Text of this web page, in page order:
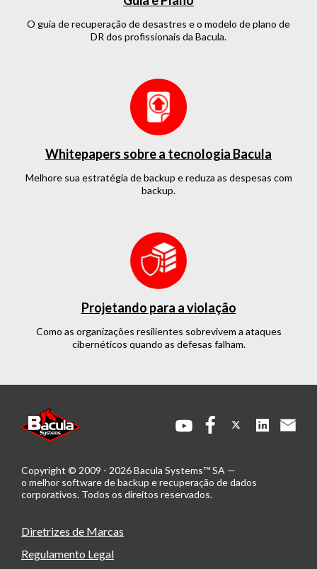
O guia de recuperação de desastres e o modelo de plano de
DR dos profissionais da Bacula.
Whitepapers sobre a tecnologia Bacula
Melhore sua estratégia de backup e reduza as despesas com
backup.
Projetando para a violação
Como as organizações resilientes sobrevivem a ataques
cibernéticos quando as defesas falham.
Diretrizes de Marcas
Regulamento Legal
Copyright © 2009 - 2026 Bacula Systems™ SA —
o melhor software de backup e recuperação de dados
corporativos. Todos os direitos reservados.